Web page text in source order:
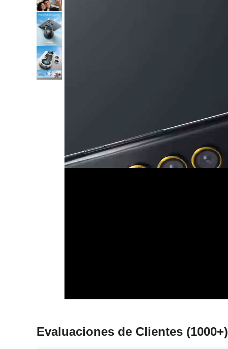
Evaluaciones de Clientes (1000+)